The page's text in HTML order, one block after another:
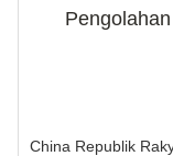
China Republik